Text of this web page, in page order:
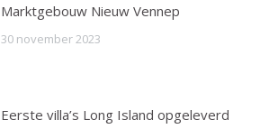
Marktgebouw Nieuw Vennep
30 november 2023
Eerste villa’s Long Island opgeleverd